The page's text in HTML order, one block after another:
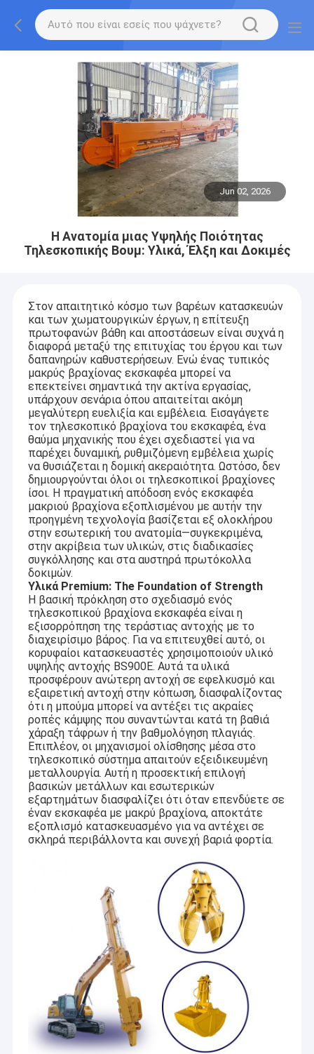
Jun 02, 2026
Η Ανατομία μιας Υψηλής Ποιότητας
Τηλεσκοπικής Βουμ: Υλικά, Έλξη και Δοκιμές
Στον απαιτητικό κόσμο των βαρέων κατασκευών
και των χωματουργικών έργων, η επίτευξη
πρωτοφανών βάθη και αποστάσεων είναι συχνά η
διαφορά μεταξύ της επιτυχίας του έργου και των
δαπανηρών καθυστερήσεων. Ενώ ένας τυπικός
μακρύς βραχίονας εκσκαφέα μπορεί να
επεκτείνει σημαντικά την ακτίνα εργασίας,
υπάρχουν σενάρια όπου απαιτείται ακόμη
μεγαλύτερη ευελιξία και εμβέλεια. Εισαγάγετε
τον τηλεσκοπικό βραχίονα του εκσκαφέα, ένα
θαύμα μηχανικής που έχει σχεδιαστεί για να
παρέχει δυναμική, ρυθμιζόμενη εμβέλεια χωρίς
να θυσιάζεται η δομική ακεραιότητα. Ωστόσο, δεν
δημιουργούνται όλοι οι τηλεσκοπικοί βραχίονες
ίσοι. Η πραγματική απόδοση ενός εκσκαφέα
μακριού βραχίονα εξοπλισμένου με αυτήν την
προηγμένη τεχνολογία βασίζεται εξ ολοκλήρου
στην εσωτερική του ανατομία—συγκεκριμένα,
στην ακρίβεια των υλικών, στις διαδικασίες
συγκόλλησης και στα αυστηρά πρωτόκολλα
δοκιμών.
Υλικά Premium: The Foundation of Strength
Η βασική πρόκληση στο σχεδιασμό ενός
τηλεσκοπικού βραχίονα εκσκαφέα είναι η
εξισορρόπηση της τεράστιας αντοχής με το
διαχειρίσιμο βάρος. Για να επιτευχθεί αυτό, οι
κορυφαίοι κατασκευαστές χρησιμοποιούν υλικό
υψηλής αντοχής BS900E. Αυτά τα υλικά
προσφέρουν ανώτερη αντοχή σε εφελκυσμό και
εξαιρετική αντοχή στην κόπωση, διασφαλίζοντας
ότι η μπούμα μπορεί να αντέξει τις ακραίες
ροπές κάμψης που συναντώνται κατά τη βαθιά
χάραξη τάφρων ή την βαθμολόγηση πλαγιάς.
Επιπλέον, οι μηχανισμοί ολίσθησης μέσα στο
τηλεσκοπικό σύστημα απαιτούν εξειδικευμένη
μεταλλουργία. Αυτή η προσεκτική επιλογή
βασικών μετάλλων και εσωτερικών
εξαρτημάτων διασφαλίζει ότι όταν επενδύετε σε
έναν εκσκαφέα με μακρύ βραχίονα, αποκτάτε
εξοπλισμό κατασκευασμένο για να αντέχει σε
σκληρά περιβάλλοντα και συνεχή βαριά φορτία.